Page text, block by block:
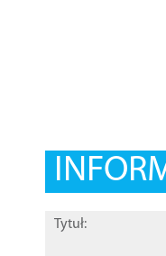
Tytuł: